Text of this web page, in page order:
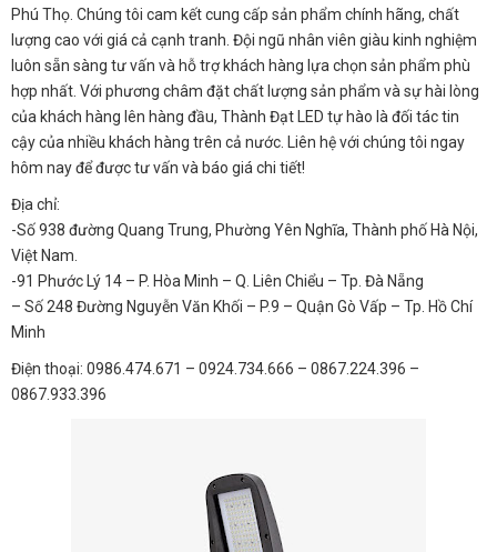
Phú Thọ. Chúng tôi cam kết cung cấp sản phẩm chính hãng, chất
lượng cao với giá cả cạnh tranh. Đội ngũ nhân viên giàu kinh nghiệm
luôn sẵn sàng tư vấn và hỗ trợ khách hàng lựa chọn sản phẩm phù
hợp nhất. Với phương châm đặt chất lượng sản phẩm và sự hài lòng
của khách hàng lên hàng đầu, Thành Đạt LED tự hào là đối tác tin
cậy của nhiều khách hàng trên cả nước. Liên hệ với chúng tôi ngay
hôm nay để được tư vấn và báo giá chi tiết!
Địa chỉ:
-Số 938 đường Quang Trung, Phường Yên Nghĩa, Thành phố Hà Nội,
Việt Nam.
-91 Phước Lý 14 – P. Hòa Minh – Q. Liên Chiểu – Tp. Đà Nẵng
– Số 248 Đường Nguyễn Văn Khối – P.9 – Quận Gò Vấp – Tp. Hồ Chí
Minh
Điện thoại: 0986.474.671 – 0924.734.666 – 0867.224.396 –
0867.933.396